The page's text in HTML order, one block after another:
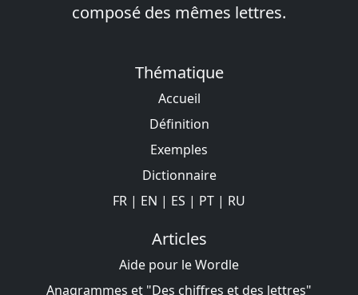
composé des mêmes lettres.
Thématique
Accueil
Définition
Exemples
Dictionnaire
FR | EN | ES | PT | RU
Articles
Aide pour le Wordle
Anagrammes et "Des chiffres et des lettres"